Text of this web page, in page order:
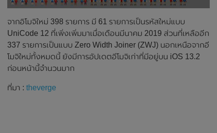
จากอิโมจิใหม่ 398 รายการ มี 61 รายการเป็นรหัสใหม่แบบ
UniCode 12 ที่เพิ่งเพิ่มมาเมื่อเดือนมีนาคม 2019 ส่วนที่เหลืออีก
337 รายการเป็นแบบ Zero Width Joiner (ZWJ) นอกเหนือจากอี
โมจิใหม่ทั้งหมดนี้ ยังมีการอัปเดตอีโมจิเก่าที่มีอยู่บน iOS 13.2
ก่อนหน้านี้จำนวนมาก
ที่มา : theverge